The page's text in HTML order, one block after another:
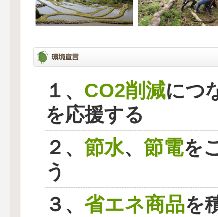
１、 CO2削減につ
を応援する
２、 節水、 節電を
う
３、 省エネ商品を